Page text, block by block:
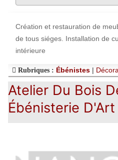
Création et restauration de
de tous siéges. Installation de
intérieure
Rubriques : Ébénistes |
Atelier Du Bois
Ébénisterie